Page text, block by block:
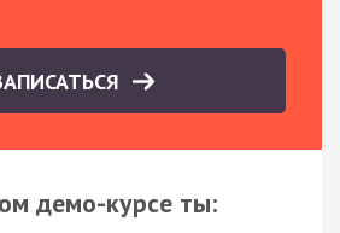
демо-курсе ты: